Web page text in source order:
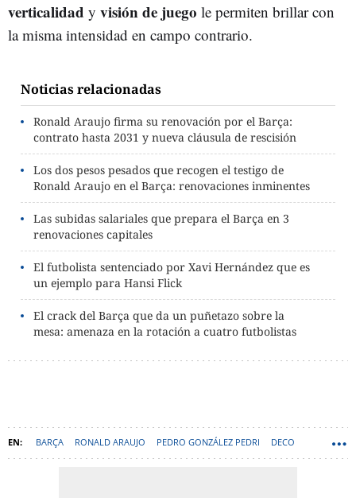
verticalidad y visión de juego le permiten brillar con
la misma intensidad en campo contrario.
Noticias relacionadas
Ronald Araujo firma su renovación por el Barça:
contrato hasta 2031 y nueva cláusula de rescisión
Los dos pesos pesados que recogen el testigo de
Ronald Araujo en el Barça: renovaciones inminentes
Las subidas salariales que prepara el Barça en 3
renovaciones capitales
El futbolista sentenciado por Xavi Hernández que es
un ejemplo para Hansi Flick
El crack del Barça que da un puñetazo sobre la
mesa: amenaza en la rotación a cuatro futbolistas
BARÇA RONALD ARAUJO PEDRO GONZÁLEZ PEDRI DECO